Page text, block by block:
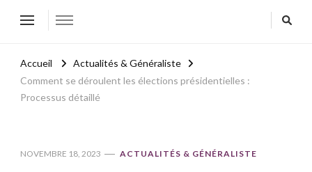
Accueil
Actualités & Généraliste
Comment se déroulent les élections présidentielles :
Processus détaillé
NOVEMBRE 18, 2023 ACTUALITÉS & GÉNÉRALISTE